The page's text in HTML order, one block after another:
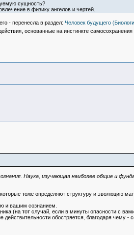
сущность?
в физику ангелов и чертей.
- перенесла в раздел: Человек будущего
основанные на инстинкте
Наука, изучающая наиболее общие и
тоже определяют структуру и эволюцию
и вашим сознанием.
(на тот случай, если в минуты опасности с
обостряется, благодаря чему -